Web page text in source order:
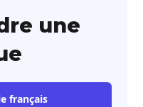
une
français